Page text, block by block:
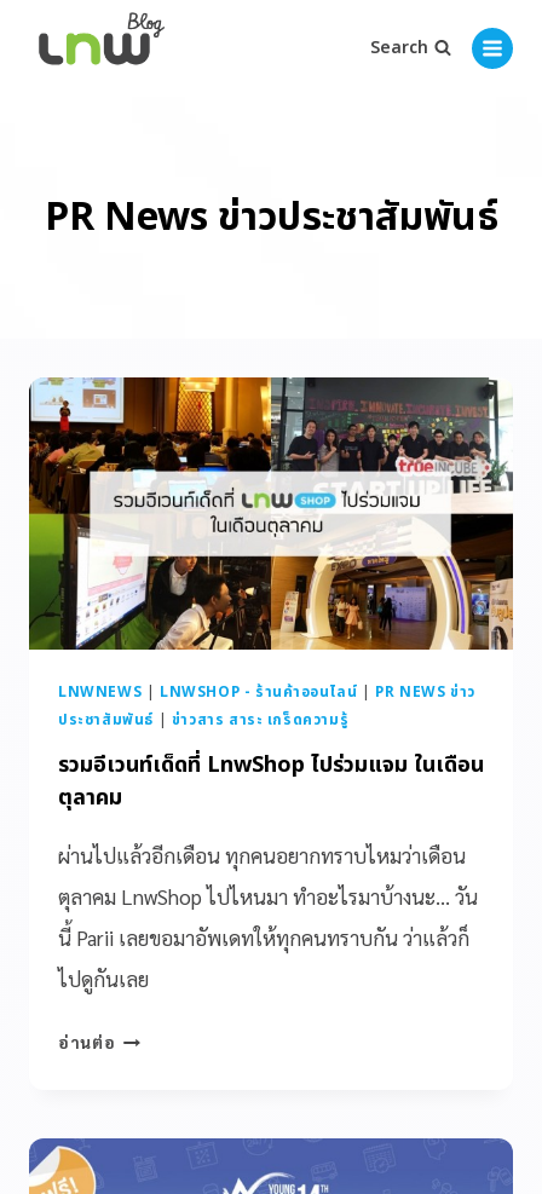
Search
PR News ข่าวประชาสัมพันธ์
LNWNEWS | LNWSHOP - ร้านค้าออนไลน์ | PR NEWS ข่าว
ประชาสัมพันธ์ | ข่าวสาร สาระ เกร็ดความรู้
รวมอีเวนท์เด็ดที่ LnwShop ไปร่วมแจม ในเดือน
ตุลาคม
ผ่านไปแล้วอีกเดือน ทุกคนอยากทราบไหมว่าเดือน
ตุลาคม LnwShop ไปไหนมา ทำอะไรมาบ้างนะ… วัน
นี้ Parii เลยขอมาอัพเดทให้ทุกคนทราบกัน ว่าแล้วก็
ไปดูกันเลย
อ่านต่อ